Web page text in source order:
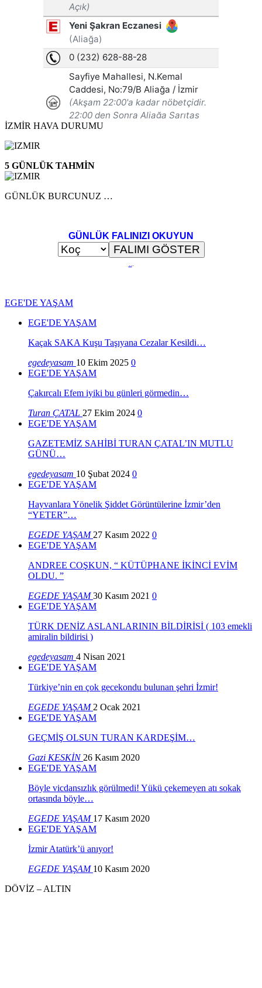
İZMİR HAVA DURUMU
5 GÜNLÜK TAHMİN
GÜNLÜK BURCUNUZ …
GÜNLÜK FALINIZI OKUYUN
...
EGE'DE YAŞAM
EGE'DE YAŞAM
Kaçak SAKA Kuşu Taşıyana Cezalar Kesildi…
egedeyasam 10 Ekim 2025 0
EGE'DE YAŞAM
Çakırcalı Efem iyiki bu günleri görmedin…
Turan ÇATAL 27 Ekim 2024 0
EGE'DE YAŞAM
GAZETEMİZ SAHİBİ TURAN ÇATAL’IN MUTLU
GÜNÜ…
egedeyasam 10 Şubat 2024 0
EGE'DE YAŞAM
Hayvanlara Yönelik Şiddet Görüntülerine İzmir’den
“YETER”…
EGEDE YAŞAM 27 Kasım 2022 0
EGE'DE YAŞAM
ANDREE COŞKUN, “ KÜTÜPHANE İKİNCİ EVİM
OLDU. ”
EGEDE YAŞAM30 Kasım 2021 0
EGE'DE YAŞAM
TÜRK DENİZ ASLANLARININ BİLDİRİSİ ( 103 emekli
amiralin bildirisi )
egedeyasam 4 Nisan 2021
EGE'DE YAŞAM
Türkiye’nin en çok gecekondu bulunan şehri İzmir!
EGEDE YAŞAM 2 Ocak 2021
EGE'DE YAŞAM
GEÇMİŞ OLSUN TURAN KARDEŞİM…
Gazi KESKİN 26 Kasım 2020
EGE'DE YAŞAM
Böyle vicdansızlık görülmedi! Yükü çekemeyen atı sokak
ortasında böyle…
EGEDE YAŞAM 17 Kasım 2020
EGE'DE YAŞAM
İzmir Atatürk’ü anıyor!
EGEDE YAŞAM 10 Kasım 2020
DÖVİZ – ALTIN